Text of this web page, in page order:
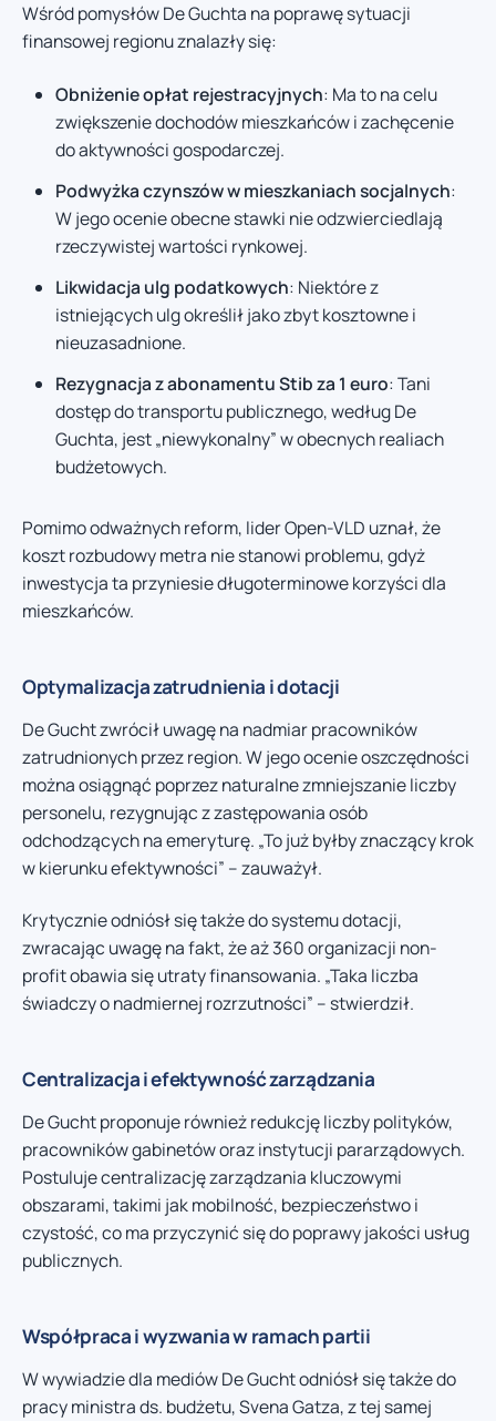
Wśród pomysłów De Guchta na poprawę sytuacji
finansowej regionu znalazły się:
Obniżenie opłat rejestracyjnych: Ma to na celu
zwiększenie dochodów mieszkańców i zachęcenie
do aktywności gospodarczej.
Podwyżka czynszów w mieszkaniach socjalnych:
W jego ocenie obecne stawki nie odzwierciedlają
rzeczywistej wartości rynkowej.
Likwidacja ulg podatkowych: Niektóre z
istniejących ulg określił jako zbyt kosztowne i
nieuzasadnione.
Rezygnacja z abonamentu Stib za 1 euro: Tani
dostęp do transportu publicznego, według De
Guchta, jest „niewykonalny” w obecnych realiach
budżetowych.
Pomimo odważnych reform, lider Open-VLD uznał, że
koszt rozbudowy metra nie stanowi problemu, gdyż
inwestycja ta przyniesie długoterminowe korzyści dla
mieszkańców.
Optymalizacja zatrudnienia i dotacji
De Gucht zwrócił uwagę na nadmiar pracowników
zatrudnionych przez region. W jego ocenie oszczędności
można osiągnąć poprzez naturalne zmniejszanie liczby
personelu, rezygnując z zastępowania osób
odchodzących na emeryturę. „To już byłby znaczący krok
w kierunku efektywności” – zauważył.
Krytycznie odniósł się także do systemu dotacji,
zwracając uwagę na fakt, że aż 360 organizacji non-
profit obawia się utraty finansowania. „Taka liczba
świadczy o nadmiernej rozrzutności” – stwierdził.
Centralizacja i efektywność zarządzania
De Gucht proponuje również redukcję liczby polityków,
pracowników gabinetów oraz instytucji pararządowych.
Postuluje centralizację zarządzania kluczowymi
obszarami, takimi jak mobilność, bezpieczeństwo i
czystość, co ma przyczynić się do poprawy jakości usług
publicznych.
Współpraca i wyzwania w ramach partii
W wywiadzie dla mediów De Gucht odniósł się także do
pracy ministra ds. budżetu, Svena Gatza, z tej samej